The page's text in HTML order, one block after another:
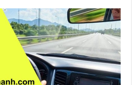
khó
không?
Bao
nhiêu
lý